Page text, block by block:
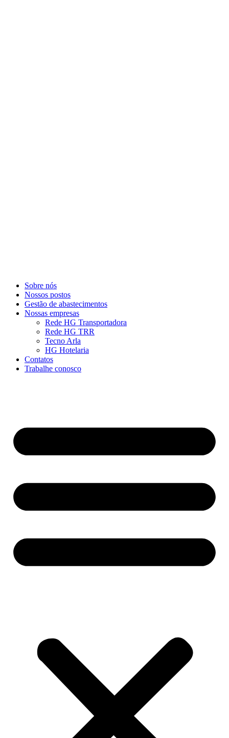
Sobre nós
Nossos postos
Gestão de abastecimentos
Nossas empresas
Rede HG Transportadora
Rede HG TRR
Tecno Arla
HG Hotelaria
Contatos
Trabalhe conosco